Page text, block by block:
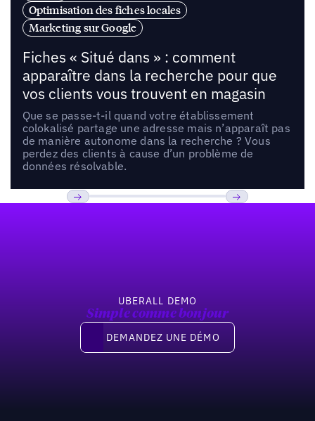
Optimisation des fiches locales
Marketing sur Google
Fiches « Situé dans » : comment
apparaître dans la recherche pour que
vos clients vous trouvent en magasin
Que se passe-t-il quand votre établissement
colokalisé partage une adresse mais n’apparaît pas
de manière autonome dans la recherche ? Vous
perdez des clients à cause d’un problème de
données résolvable.
UBERALL DEMO
Simple comme bonjour
Demandez une démo
DEMANDEZ UNE DÉMO